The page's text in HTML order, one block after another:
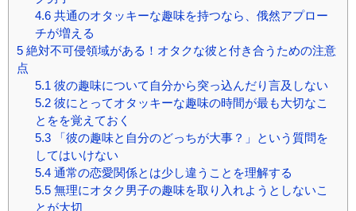
4.6共通のオタッキーな趣味を持つなら、俄然アプロー
チが増える
5 絶対不可侵領域がある！オタクな彼と付き合うための注意
点
5.1 彼の趣味について自分から突っ込んだり言及しない
5.2彼にとってオタッキーな趣味の時間が最も大切なこ
とをを覚えておく
5.3「彼の趣味と自分のどっちが大事？」という質問を
してはいけない
5.4通常の恋愛関係とは少し違うことを理解する
5.5無理にオタク男子の趣味を取り入れようとしないこ
とが大切